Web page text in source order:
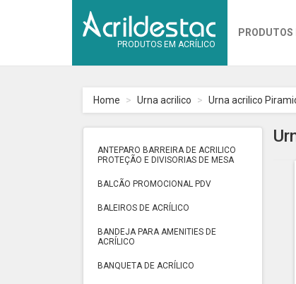
PRODUTOS EM ACRÍLICO
Home Urna acrilico Urna acrilico
ANTEPARO BARREIRA DE ACRILICO
PROTEÇÃO E DIVISORIAS DE MESA
BALCÃO PROMOCIONAL PDV
BALEIROS DE ACRÍLICO
BANDEJA PARA AMENITIES DE
ACRÍLICO
BANQUETA DE ACRÍLICO